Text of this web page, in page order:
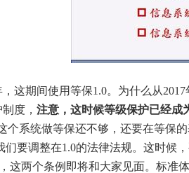
度， 注意，这时候等级保护已经成
个系统做等保还不够，还要在等保
这两个条例即将和大家见面。标准